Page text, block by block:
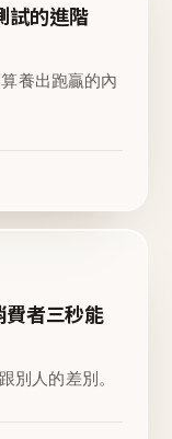
試的進階
養出跑贏的內
者三秒能
別人的差別。